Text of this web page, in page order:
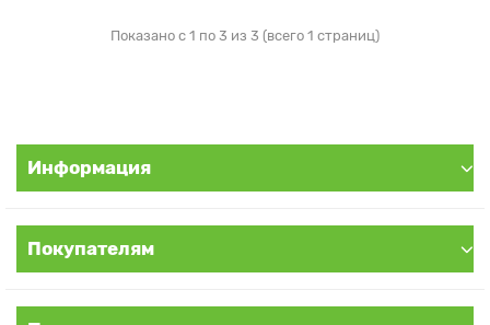
Показано с 1 по 3 из 3 (всего 1 страниц)
Информация
Покупателям